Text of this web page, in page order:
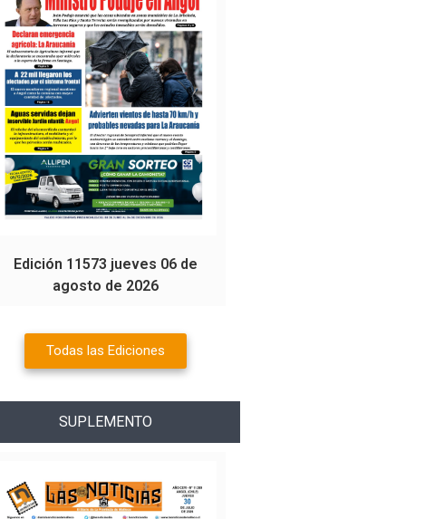
Edición 11573 jueves 06 de
agosto de 2026
Todas las Ediciones
SUPLEMENTO